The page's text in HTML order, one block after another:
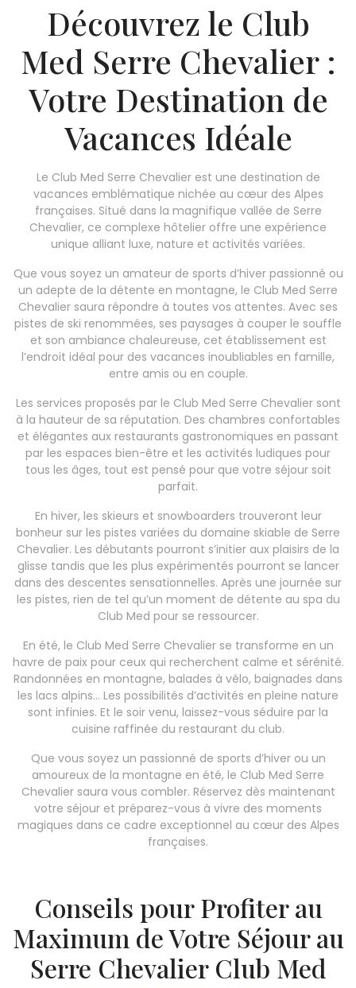
Découvrez le Club
Med Serre Chevalier :
Votre Destination de
Vacances Idéale
Le Club Med Serre Chevalier est une destination de
vacances emblématique nichée au cœur des Alpes
françaises. Situé dans la magnifique vallée de Serre
Chevalier, ce complexe hôtelier offre une expérience
unique alliant luxe, nature et activités variées.
Que vous soyez un amateur de sports d’hiver passionné ou
un adepte de la détente en montagne, le Club Med Serre
Chevalier saura répondre à toutes vos attentes. Avec ses
pistes de ski renommées, ses paysages à couper le souffle
et son ambiance chaleureuse, cet établissement est
l’endroit idéal pour des vacances inoubliables en famille,
entre amis ou en couple.
Les services proposés par le Club Med Serre Chevalier sont
à la hauteur de sa réputation. Des chambres confortables
et élégantes aux restaurants gastronomiques en passant
par les espaces bien-être et les activités ludiques pour
tous les âges, tout est pensé pour que votre séjour soit
parfait.
En hiver, les skieurs et snowboarders trouveront leur
bonheur sur les pistes variées du domaine skiable de Serre
Chevalier. Les débutants pourront s’initier aux plaisirs de la
glisse tandis que les plus expérimentés pourront se lancer
dans des descentes sensationnelles. Après une journée sur
les pistes, rien de tel qu’un moment de détente au spa du
Club Med pour se ressourcer.
En été, le Club Med Serre Chevalier se transforme en un
havre de paix pour ceux qui recherchent calme et sérénité.
Randonnées en montagne, balades à vélo, baignades dans
les lacs alpins… Les possibilités d’activités en pleine nature
sont infinies. Et le soir venu, laissez-vous séduire par la
cuisine raffinée du restaurant du club.
Que vous soyez un passionné de sports d’hiver ou un
amoureux de la montagne en été, le Club Med Serre
Chevalier saura vous combler. Réservez dès maintenant
votre séjour et préparez-vous à vivre des moments
magiques dans ce cadre exceptionnel au cœur des Alpes
françaises.
Conseils pour Profiter au
Maximum de Votre Séjour au
Serre Chevalier Club Med